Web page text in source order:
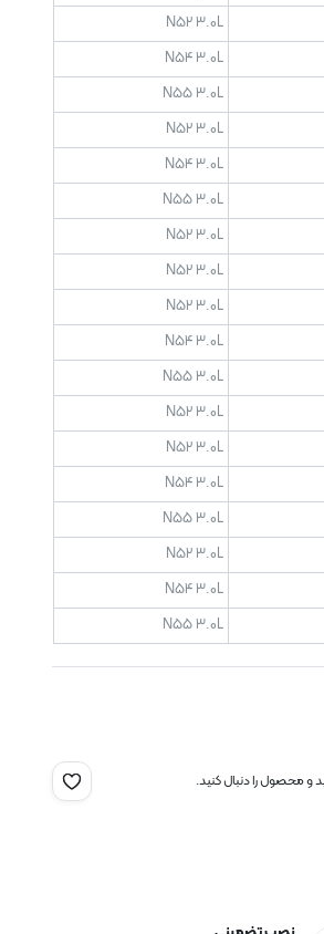
N52 3.0L
N54 3.0L
N55 3.0L
N52 3.0L
N54 3.0L
N55 3.0L
N52 3.0L
N52 3.0L
N52 3.0L
N54 3.0L
N55 3.0L
N52 3.0L
N52 3.0L
N54 3.0L
N55 3.0L
N52 3.0L
N54 3.0L
N55 3.0L
و محصول را دنبال کنید.